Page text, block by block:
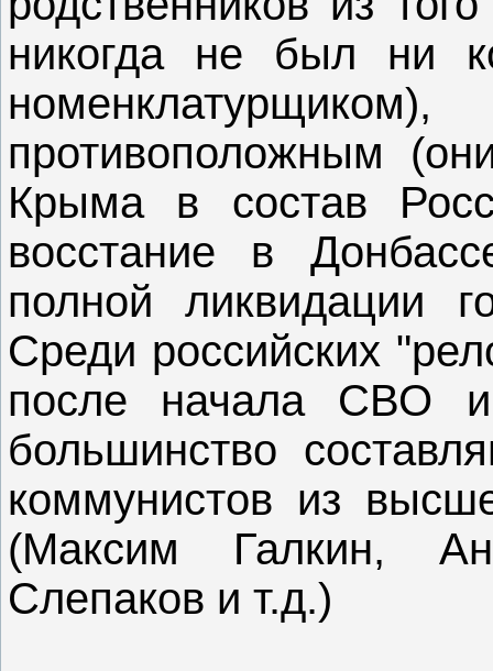
никогда не был ни
противоположным
Крыма в состав
восстание в
полной ликвидации
Среди российских
после начала СВО
большинство
коммунистов из
(Максим Галкин,
Слепаков и т.д.)